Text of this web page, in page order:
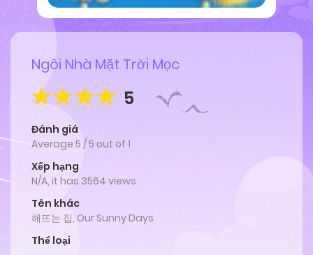
Ngôi Nhà Mặt Trời Mọc
5
Đánh giá
Average 5 /5 out of 1
Xếp hạng
N/A, it has 3564 views
Tên khác
해뜨는 집, Our Sunny Days
Thể loại